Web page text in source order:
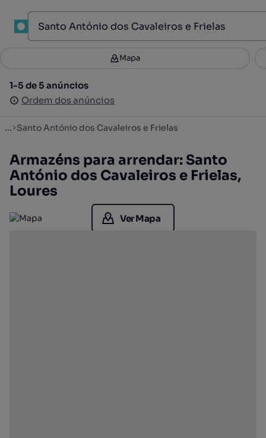
Filtros 3
1-5 de 5 anúncios
Ordem dos anúncios
Mapa
1-5 de 5 anúncios
Ordem dos anúncios
... Santo António dos Cavaleiros e Frielas
Armazéns para arrendar: Santo
António dos Cavaleiros e Frielas,
Loures
Ver Mapa